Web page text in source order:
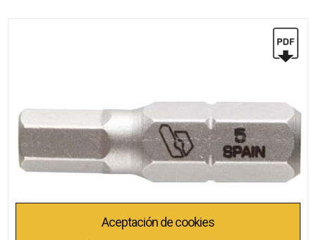
Aceptación de cookies